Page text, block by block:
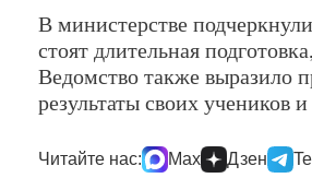
В министерстве
стоят длительная
Ведомство также выразило
результаты своих учеников
Читайте нас: Max Дзен